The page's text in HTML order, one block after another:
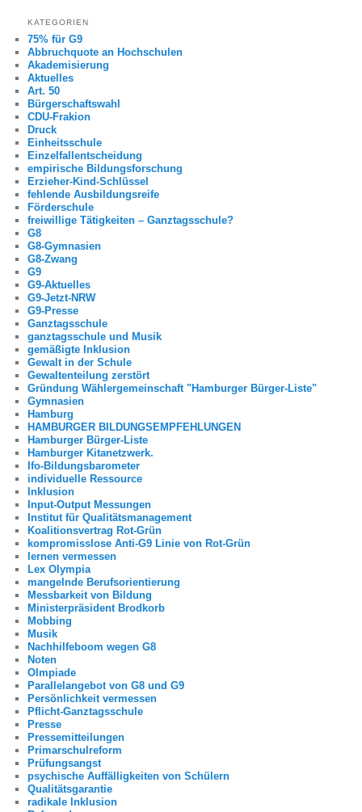
KATEGORIEN
75% für G9
Abbruchquote an Hochschulen
Akademisierung
Aktuelles
Art. 50
Bürgerschaftswahl
CDU-Frakion
Druck
Einheitsschule
Einzelfallentscheidung
empirische Bildungsforschung
Erzieher-Kind-Schlüssel
fehlende Ausbildungsreife
Förderschule
freiwillige Tätigkeiten – Ganztagsschule?
G8
G8-Gymnasien
G8-Zwang
G9
G9-Aktuelles
G9-Jetzt-NRW
G9-Presse
Ganztagsschule
ganztagsschule und Musik
gemäßigte Inklusion
Gewalt in der Schule
Gewaltenteilung zerstört
Gründung Wählergemeinschaft "Hamburger Bürger-Liste"
Gymnasien
Hamburg
HAMBURGER BILDUNGSEMPFEHLUNGEN
Hamburger Bürger-Liste
Hamburger Kitanetzwerk.
Ifo-Bildungsbarometer
individuelle Ressource
Inklusion
Input-Output Messungen
Institut für Qualitätsmanagement
Koalitionsvertrag Rot-Grün
kompromisslose Anti-G9 Linie von Rot-Grün
lernen vermessen
Lex Olympia
mangelnde Berufsorientierung
Messbarkeit von Bildung
Ministerpräsident Brodkorb
Mobbing
Musik
Nachhilfeboom wegen G8
Noten
Olmpiade
Parallelangebot von G8 und G9
Persönlichkeit vermessen
Pflicht-Ganztagsschule
Presse
Pressemitteilungen
Primarschulreform
Prüfungsangst
psychische Auffälligkeiten von Schülern
Qualitätsgarantie
radikale Inklusion